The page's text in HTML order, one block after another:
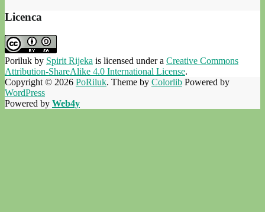
Licenca
Poriluk by Spirit Rijeka is licensed under a Creative Commons
Attribution-ShareAlike 4.0 International License.
Copyright © 2026 PoRiluk. Theme by Colorlib Powered by
WordPress
Powered by Web4y